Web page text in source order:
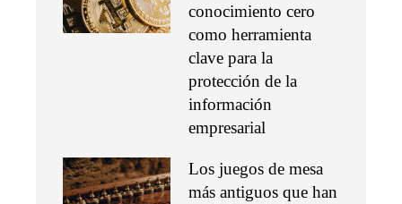
conocimiento cero
como herramienta
clave para la
protección de la
información
empresarial
Los juegos de mesa
más antiguos que han